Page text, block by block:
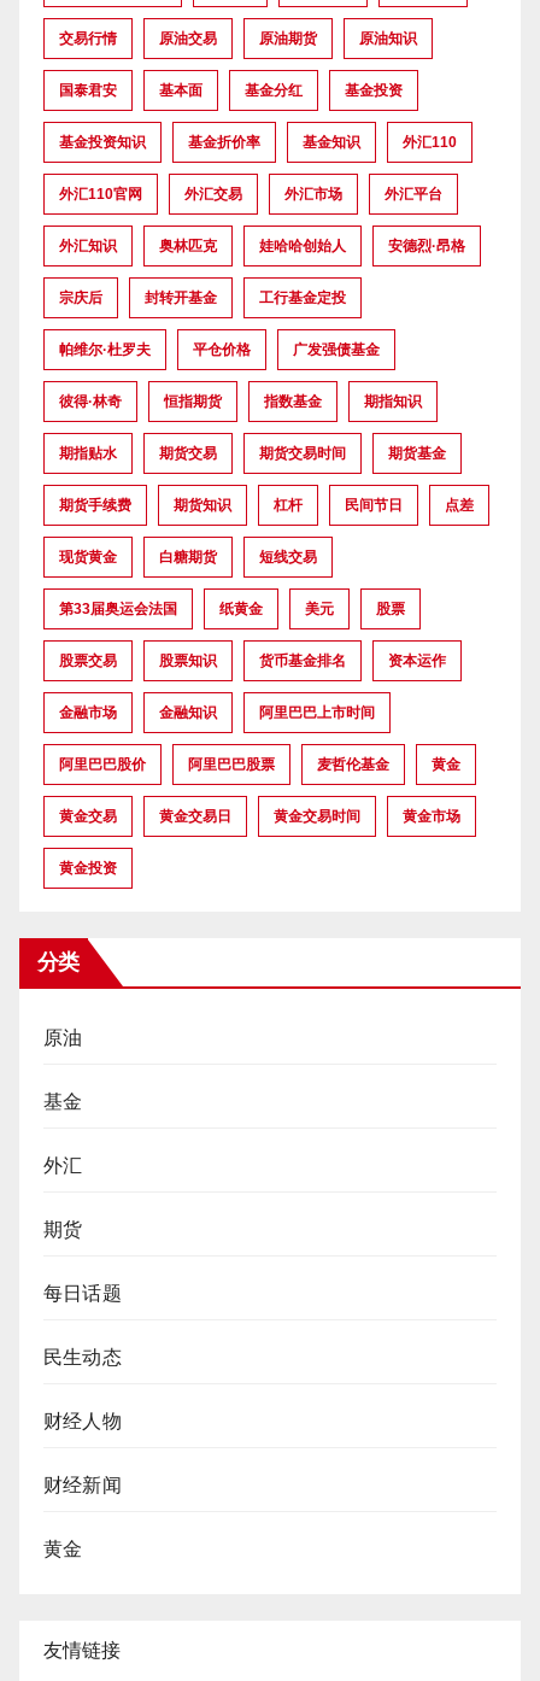
交易行情 原油交易 原油期货 原油知识
国泰君安 基本面 基金分红 基金投资
基金投资知识 基金折价率 基金知识 外汇110
外汇110官网 外汇交易 外汇市场 外汇平台
外汇知识 奥林匹克 娃哈哈创始人 安德烈·昂格
宗庆后 封转开基金 工行基金定投
帕维尔·杜罗夫 平仓价格 广发强债基金
彼得·林奇 恒指期货 指数基金 期指知识
期指贴水 期货交易 期货交易时间 期货基金
期货手续费 期货知识 杠杆 民间节日 点差
现货黄金 白糖期货 短线交易
第33届奥运会法国 纸黄金 美元 股票
股票交易 股票知识 货币基金排名 资本运作
金融市场 金融知识 阿里巴巴上市时间
阿里巴巴股价 阿里巴巴股票 麦哲伦基金 黄金
黄金交易 黄金交易日 黄金交易时间 黄金市场
黄金投资
分类
原油
基金
外汇
期货
每日话题
民生动态
财经人物
财经新闻
黄金
友情链接